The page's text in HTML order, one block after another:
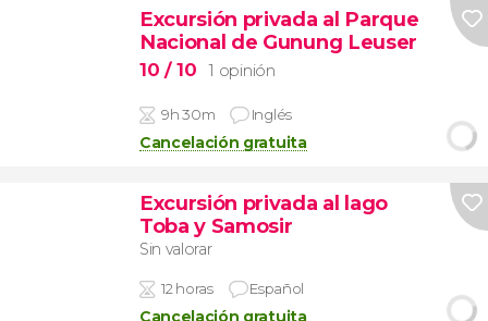
Excursión privada al Parque
Nacional de Gunung Leuser
10 / 10 1 opinión
9h 30m Inglés
Cancelación gratuita
Excursión privada al lago
Toba y Samosir
Sin valorar
12 horas Español
Cancelación gratuita